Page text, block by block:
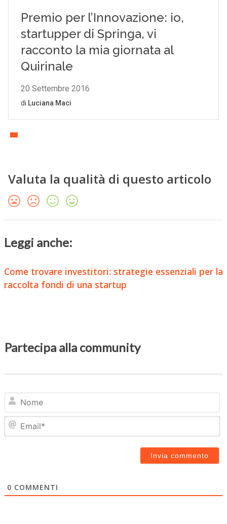
Valuta la qualità di questo articolo
Leggi anche:
Come trovare investitori: strategie essenziali per la
raccolta fondi di una startup
Partecipa alla community
0 COMMENTI